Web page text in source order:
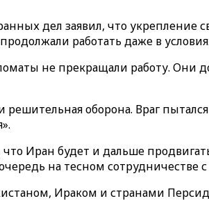
дел заявил, что укрепление
работать даже в
не прекращали работу. Они
оборона. Враг
Иран будет и дальше
на тесном
Ираком и странами